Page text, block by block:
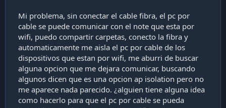
Mi problema, sin conectar el cable fibra, el pc por
cable se puede comunicar con el note que esta por
wifi, puedo compartir carpetas, conecto la fibra y
automaticamente me aisla el pc por cable de los
dispositivos que estan por wifi, me aburri de buscar
alguna opcion que me dejara comunicar, buscando
algunos dicen que es una opcion ap isolation pero no
me aparece nada parecido. ¿alguien tiene alguna idea
como hacerlo para que el pc por cable se pueda